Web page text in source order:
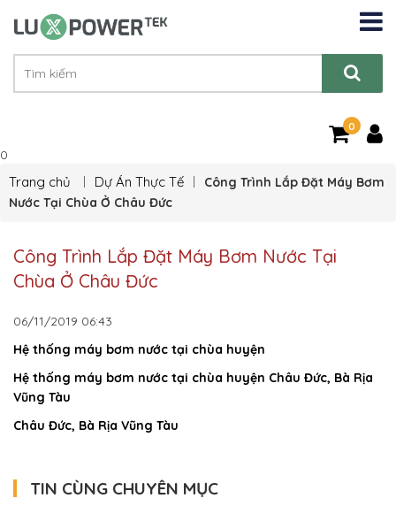
0
0
Trang chủ Dự Án Thực Tế
Công Trình Lắp Đặt Máy Bơm
Nước Tại Chùa Ở Châu Đức
Công Trình Lắp Đặt Máy Bơm Nước Tại
Chùa Ở Châu Đức
06/11/2019 06:43
Hệ thống máy bơm nước tại chùa huyện
Hệ thống máy bơm nước tại chùa huyện Châu Đức, Bà Rịa
Vũng Tàu
Châu Đức, Bà Rịa Vũng Tàu
TIN CÙNG CHUYÊN MỤC